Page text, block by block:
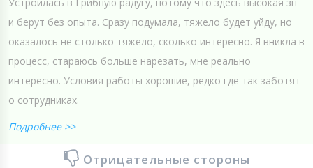
и берут без опыта. Сразу подумала, тяжело будет уйду, но
оказалось не столько тяжело, сколько интересно. Я вникла в
процесс, стараюсь больше нарезать, мне реально
интересно. Условия работы хорошие, редко где так заботят
о сотрудниках.
Подробнее >>
Отрицательные стороны